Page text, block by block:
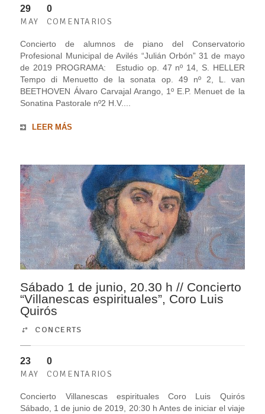
29
MAY
0
COMENTARIOS
Concierto de alumnos de piano del Conservatorio
Profesional Municipal de Avilés “Julián Orbón” 31 de mayo
de 2019 PROGRAMA: Estudio op. 47 nº 14, S. HELLER
Tempo di Menuetto de la sonata op. 49 nº 2, L. van
BEETHOVEN Álvaro Carvajal Arango, 1º E.P. Menuet de la
Sonatina Pastorale nº2 H.V....
LEER MÁS
Sábado 1 de junio, 20.30 h // Concierto
“Villanescas espirituales”, Coro Luis
Quirós
CONCERTS
23
MAY
0
COMENTARIOS
Concierto Villanescas espirituales Coro Luis Quirós
Sábado, 1 de junio de 2019, 20:30 h Antes de iniciar el viaje